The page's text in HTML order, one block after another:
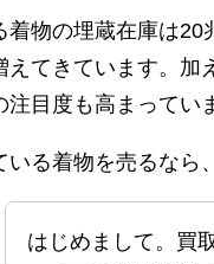
着物の埋蔵在庫は20
えてきています。加
目度も高まってい
いる着物を売るなら
はじめまして。買